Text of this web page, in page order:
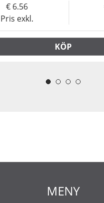
Pris exkl.
6.56
KÖP
MENY